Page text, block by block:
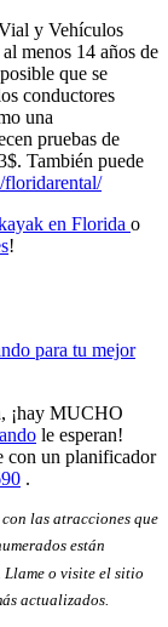
y Vehículos
menos 14 años de
que se
conductores
una
pruebas de
También puede
en Florida o
!
¡hay MUCHO
le esperan!
con un planificador
.
las atracciones que
están
o visite el sitio
actualizados.